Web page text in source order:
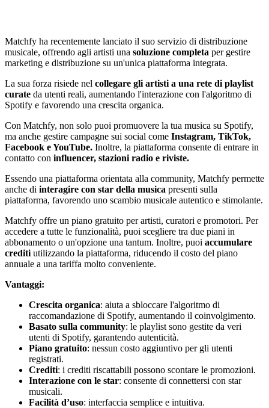
Matchfy ha recentemente lanciato il suo servizio di distribuzione
musicale, offrendo agli artisti una soluzione completa per gestire
marketing e distribuzione su un'unica piattaforma integrata.
La sua forza risiede nel collegare gli artisti a una rete di playlist
curate da utenti reali, aumentando l'interazione con l'algoritmo di
Spotify e favorendo una crescita organica.
Con Matchfy, non solo puoi promuovere la tua musica su Spotify,
ma anche gestire campagne sui social come Instagram, TikTok,
Facebook e YouTube. Inoltre, la piattaforma consente di entrare in
contatto con influencer, stazioni radio e riviste.
Essendo una piattaforma orientata alla community, Matchfy permette
anche di interagire con star della musica presenti sulla
piattaforma, favorendo uno scambio musicale autentico e stimolante.
Matchfy offre un piano gratuito per artisti, curatori e promotori. Per
accedere a tutte le funzionalità, puoi scegliere tra due piani in
abbonamento o un'opzione una tantum. Inoltre, puoi accumulare
crediti utilizzando la piattaforma, riducendo il costo del piano
annuale a una tariffa molto conveniente.
Vantaggi:
Crescita organica: aiuta a sbloccare l'algoritmo di
raccomandazione di Spotify, aumentando il coinvolgimento.
Basato sulla community: le playlist sono gestite da veri
utenti di Spotify, garantendo autenticità.
Piano gratuito: nessun costo aggiuntivo per gli utenti
registrati.
Crediti: i crediti riscattabili possono scontare le promozioni.
Interazione con le star: consente di connettersi con star
musicali.
Facilità d’uso: interfaccia semplice e intuitiva.